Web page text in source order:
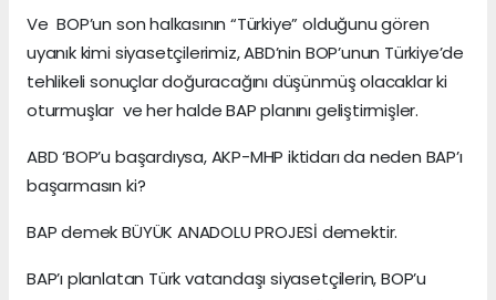
Ve BOP’un son halkasının “Türkiye” olduğunu gören
uyanık kimi siyasetçilerimiz, ABD’nin BOP’unun Türkiye’de
tehlikeli sonuçlar doğuracağını düşünmüş olacaklar ki
oturmuşlar ve her halde BAP planını geliştirmişler.
ABD ‘BOP’u başardıysa, AKP-MHP iktidarı da neden BAP’ı
başarmasın ki?
BAP demek BÜYÜK ANADOLU PROJESİ demektir.
BAP’ı planlatan Türk vatandaşı siyasetçilerin, BOP’u